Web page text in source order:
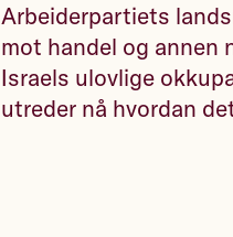
Arbeiderpartiets
mot handel og
Israels ulovlige
utreder nå hvordan